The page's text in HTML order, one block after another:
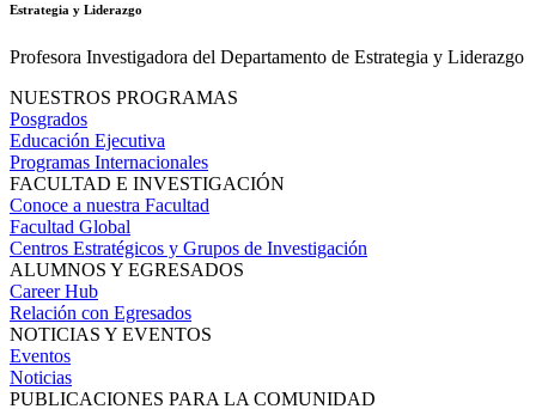
Estrategia y Liderazgo
Profesora Investigadora del Departamento de Estrategia y Liderazgo
NUESTROS PROGRAMAS
Posgrados
Educación Ejecutiva
Programas Internacionales
FACULTAD E INVESTIGACIÓN
Conoce a nuestra Facultad
Facultad Global
Centros Estratégicos y Grupos de Investigación
ALUMNOS Y EGRESADOS
Career Hub
Relación con Egresados
NOTICIAS Y EVENTOS
Eventos
Noticias
PUBLICACIONES PARA LA COMUNIDAD